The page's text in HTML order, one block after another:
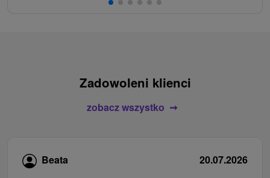
Zadowoleni klienci
zobacz wszystko
Beata 20.07.2026